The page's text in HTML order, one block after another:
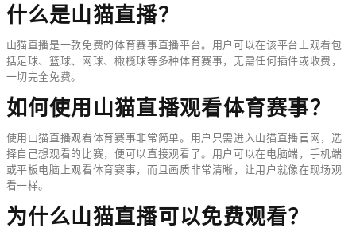
什么是山猫直播？
山猫直播是一款免费的体育赛事直播平台。用户可以在该平台上观看包
括足球、篮球、网球、橄榄球等多种体育赛事，无需任何插件或收费，
一切完全免费。
如何使用山猫直播观看体育赛事？
使用山猫直播观看体育赛事非常简单。用户只需进入山猫直播官网，选
择自己想观看的比赛，便可以直接观看了。用户可以在电脑端，手机端
或平板电脑上观看体育赛事，而且画质非常清晰，让用户就像在现场观
看一样。
为什么山猫直播可以免费观看？